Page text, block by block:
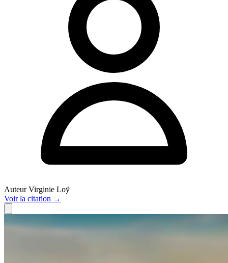
Auteur Virginie Loÿ
Voirla citation →